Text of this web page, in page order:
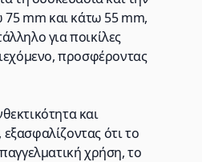
mm και κάτω 55 mm,
για ποικίλες
προσφέροντας
και
ότι το
χρήση, το